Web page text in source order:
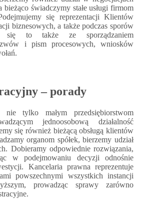
świadczymy stałe usługi firmom
się reprezentacji Klientów
biznesowych, a także podczas sporów
się to także ze sporządzaniem
i pism procesowych, wniosków
– porady
nie tylko małym przedsiębiorstwom
jednoosobową działalność
się również bieżącą obsługą klientów
organom spółek, bierzemy udział
Dobieramy odpowiednie rozwiązania,
w podejmowaniu decyzji odnośnie
Kancelaria prawna reprezentuje
powszechnymi wszystkich instancji
prowadząc sprawy zarówno